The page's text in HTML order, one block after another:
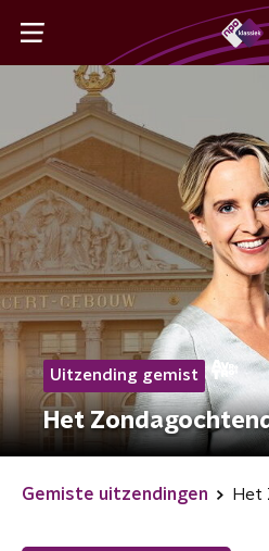
Uitzending gemist
Het
Gemiste uitzendingen Het